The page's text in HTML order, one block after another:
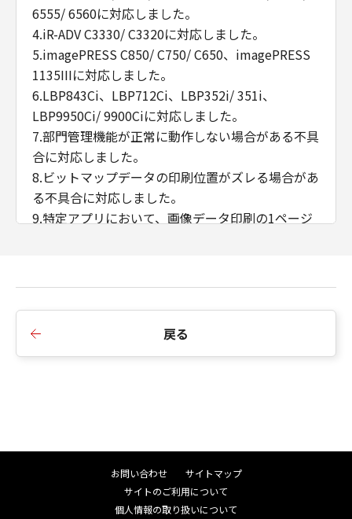
6555/ 6560に対応しました。
4.iR-ADV C3330/ C3320に対応しました。
5.imagePRESS C850/ C750/ C650、imagePRESS
1135IIIに対応しました。
6.LBP843Ci、LBP712Ci、LBP352i/ 351i、
LBP9950Ci/ 9900Ciに対応しました。
7.部門管理機能が正常に動作しない場合がある不具
合に対応しました。
8.ビットマップデータの印刷位置がズレる場合があ
る不具合に対応しました。
9.特定アプリにおいて、画像データ印刷の1ページ
てしまう不具合に対応しました。
11.はがき用紙サイズの出力時間が遅くなる不具合
識しない場合がある不具合に対応しました。
14.マルチリンガル対応の仕様を変更しました。
戻る
お問い合わせ
サイトマップ
サイトのご利用について
個人情報の取り扱いについて